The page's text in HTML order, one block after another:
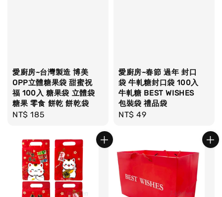
愛廚房~台灣製造 博美
OPP立體糖果袋 甜蜜祝
福 100入 糖果袋 立體袋
糖果 零食 餅乾 餅乾袋
Regular
NT$ 185
愛廚房~春節 過年 封口
袋 牛軋糖封口袋 100入
牛軋糖 BEST WISHES
包裝袋 禮品袋
Regular
NT$ 49